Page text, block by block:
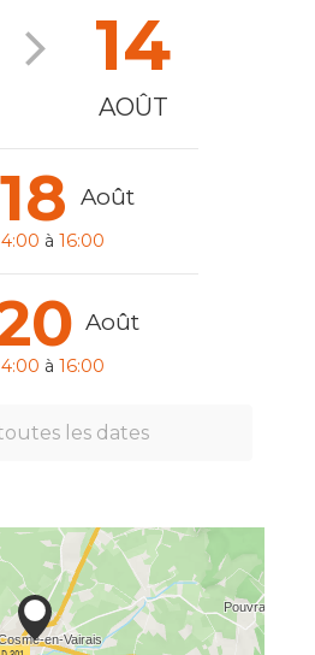
14
AOÛT
18 Août
à 16:00
Août
à 16:00
les dates